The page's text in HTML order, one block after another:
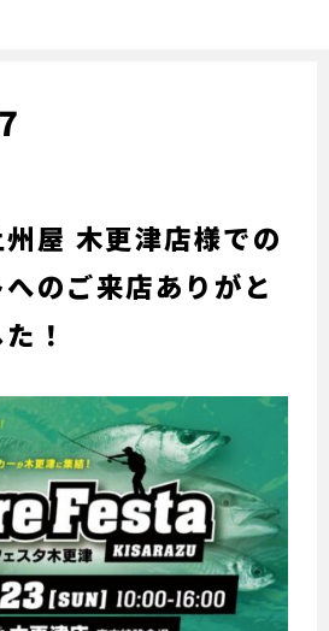
州屋 木更津店様での
のご来店ありがと
！